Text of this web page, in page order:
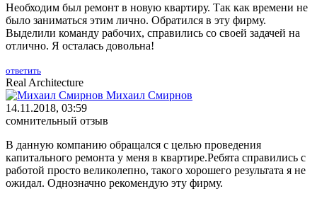
Необходим был ремонт в новую квартиру. Так как времени не
было заниматься этим лично. Обратился в эту фирму.
Выделили команду рабочих, справились со своей задачей на
отлично. Я осталась довольна!
ответить
Real Architecture
Михаил Смирнов
14.11.2018, 03:59
сомнительный отзыв
В данную компанию обращался с целью проведения
капитального ремонта у меня в квартире.Ребята справились с
работой просто великолепно, такого хорошего результата я не
ожидал. Однозначно рекомендую эту фирму.